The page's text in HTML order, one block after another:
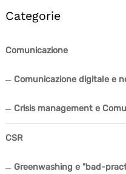
Categorie
Comunicazione
Comunicazione digitale e
Crisis management e
CSR
Greenwashing e "bad-